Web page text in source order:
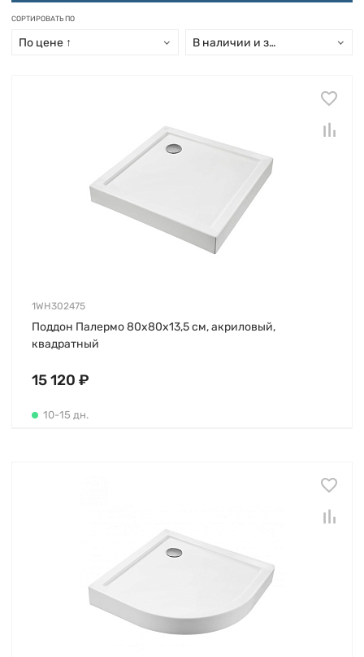
СОРТИРОВАТЬ ПО
По цене ↑ В наличии и заказ свыше 15 дн
1WH302475
Поддон Палермо 80х80х13,5 см, акриловый,
квадратный
15 120 ₽
10-15 дн.